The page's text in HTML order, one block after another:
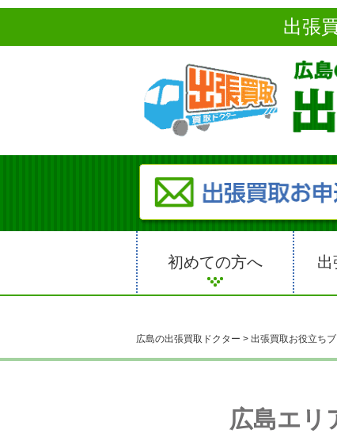
出張
初めての方へ 出
広島の出張買取ドクター > 出張買取お役立ち
広島エリ